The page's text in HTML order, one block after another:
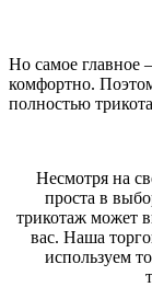
Но самое главное
комфортно.
полностью
Несмотря на
проста в
трикотаж может
вас. Наша
используем